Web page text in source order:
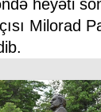
heyəti
Milorad